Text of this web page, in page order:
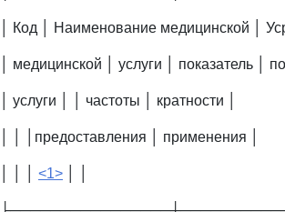
│ Код │ Наименование медицинской │
│ медицинской │ услуги │ показатель │
│ услуги │ │ частоты │ кратности │
│ │ │предоставления │ применения │
<1>